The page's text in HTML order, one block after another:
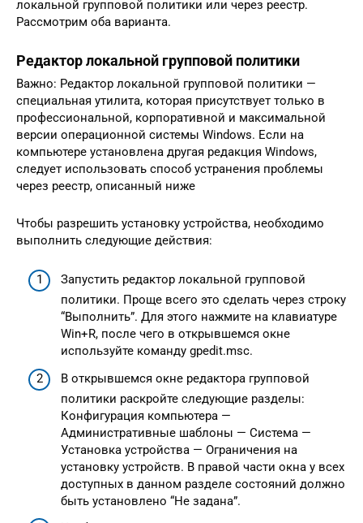
локальной групповой политики или через реестр.
Рассмотрим оба варианта.
Редактор локальной групповой политики
Важно: Редактор локальной групповой политики —
специальная утилита, которая присутствует только в
профессиональной, корпоративной и максимальной
версии операционной системы Windows. Если на
компьютере установлена другая редакция Windows,
следует использовать способ устранения проблемы
через реестр, описанный ниже
Чтобы разрешить установку устройства, необходимо
выполнить следующие действия:
Запустить редактор локальной групповой
политики. Проще всего это сделать через строку
“Выполнить”. Для этого нажмите на клавиатуре
Win+R, после чего в открывшемся окне
используйте команду gpedit.msc.
В открывшемся окне редактора групповой
политики раскройте следующие разделы:
Конфигурация компьютера —
Административные шаблоны — Система —
Установка устройства — Ограничения на
установку устройств. В правой части окна у всех
доступных в данном разделе состояний должно
быть установлено “Не задана”.